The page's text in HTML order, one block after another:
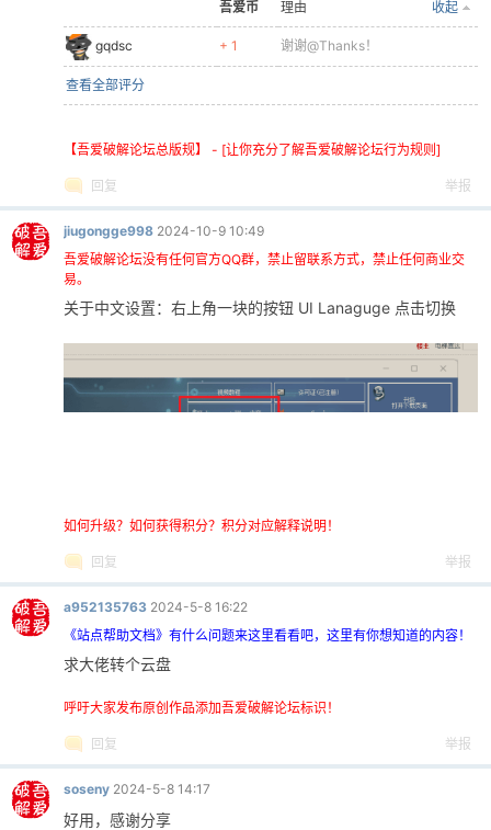
吾爱币 收起
理由
gqdsc + 1 谢谢@Thanks！
查看全部评分
【吾爱破解论坛总版规】 - [让你充分了解吾爱破解论坛行为规则]
回复 举报
jiugongge998 2024-10-9 10:49
吾爱破解论坛没有任何官方QQ群，禁止留联系方式，禁止任何商业交
易。
关于中文设置：右上角一块的按钮 UI Lanaguge 点击切换
如何升级？如何获得积分？积分对应解释说明！
回复 举报
a952135763 2024-5-8 16:22
《站点帮助文档》有什么问题来这里看看吧，这里有你想知道的内容！
求大佬转个云盘
呼吁大家发布原创作品添加吾爱破解论坛标识！
回复 举报
soseny 2024-5-8 14:17
好用，感谢分享